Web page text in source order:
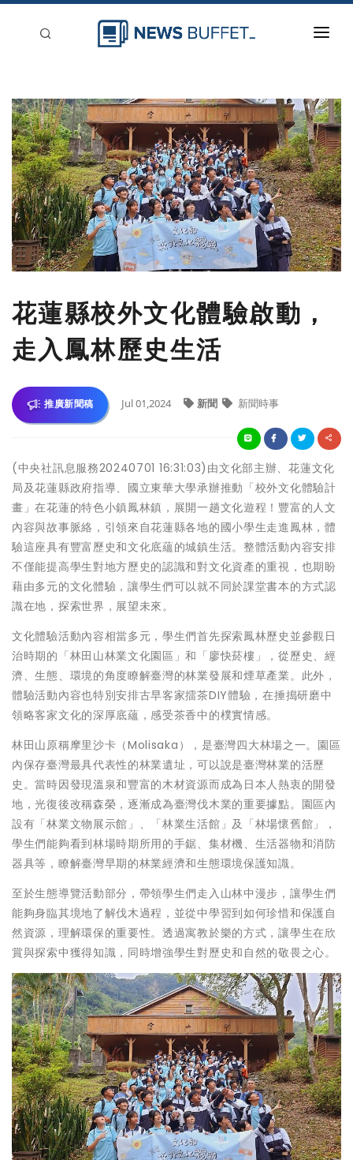
新聞稿分類
登入
刊登
花蓮縣校外文化體驗啟動，
走入鳳林歷史生活
推廣新聞稿 Jul 01,2024 新聞 新聞時事
(中央社訊息服務20240701 16:31:03)由文化部主辦、花蓮文化
局及花蓮縣政府指導、國立東華大學承辦推動「校外文化體驗計
畫」在花蓮的特色小鎮鳳林鎮，展開一趟文化遊程！豐富的人文
內容與故事脈絡，引領來自花蓮縣各地的國小學生走進鳳林，體
驗這座具有豐富歷史和文化底蘊的城鎮生活。整體活動內容安排
不僅能提高學生對地方歷史的認識和對文化資產的重視，也期盼
藉由多元的文化體驗，讓學生們可以就不同於課堂書本的方式認
識在地，探索世界，展望未來。
文化體驗活動內容相當多元，學生們首先探索鳳林歷史並參觀日
治時期的「林田山林業文化園區」和「廖快菸樓」，從歷史、經
濟、生態、環境的角度瞭解臺灣的林業發展和煙草產業。此外，
體驗活動內容也特別安排古早客家擂茶DIY體驗，在捶搗研磨中
領略客家文化的深厚底蘊，感受茶香中的樸實情感。
林田山原稱摩里沙卡（Molisaka），是臺灣四大林場之一。園區
內保存臺灣最具代表性的林業遺址，可以說是臺灣林業的活歷
史。當時因發現溫泉和豐富的木材資源而成為日本人熱衷的開發
地，光復後改稱森榮，逐漸成為臺灣伐木業的重要據點。園區內
設有「林業文物展示館」、「林業生活館」及「林場懷舊館」，
學生們能夠看到林場時期所用的手鋸、集材機、生活器物和消防
器具等，瞭解臺灣早期的林業經濟和生態環境保護知識。
至於生態導覽活動部分，帶領學生們走入山林中漫步，讓學生們
能夠身臨其境地了解伐木過程，並從中學習到如何珍惜和保護自
然資源，理解環保的重要性。透過寓教於樂的方式，讓學生在欣
賞與探索中獲得知識，同時增強學生對歷史和自然的敬畏之心。